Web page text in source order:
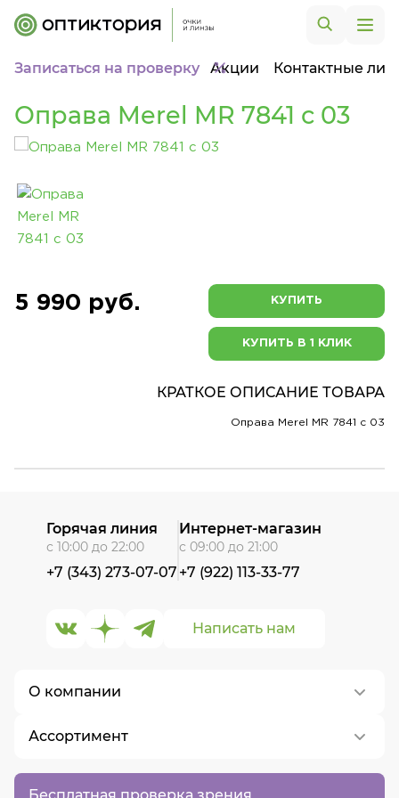
Записаться на проверку Акции Контактные
Оправа Merel MR 7841 с 03
5 990 руб. КУПИТЬ
КУПИТЬ В 1 КЛИК
КРАТКОЕ ОПИСАНИЕ ТОВАРА
Оправа Merel MR 7841 с 03
Бесплатная проверка зрения
О компании
О нас
Контакты
Ассортимент
Написать нам
Горячая линия
с 10:00 до 22:00
+7 (343) 273-07-07
Интернет-магазин
с 09:00 до 21:00
+7 (922) 113-33-77